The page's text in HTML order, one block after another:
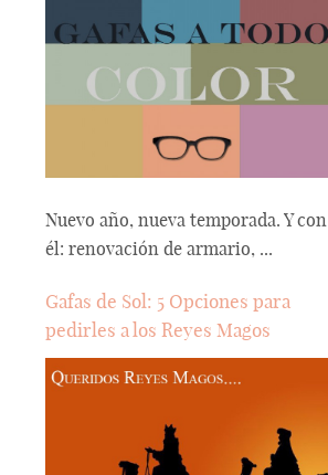
Nuevo año, nueva temporada. Y con
él: renovación de armario, ...
Gafas de Sol: 5 Opciones para
pedirles a los Reyes Magos